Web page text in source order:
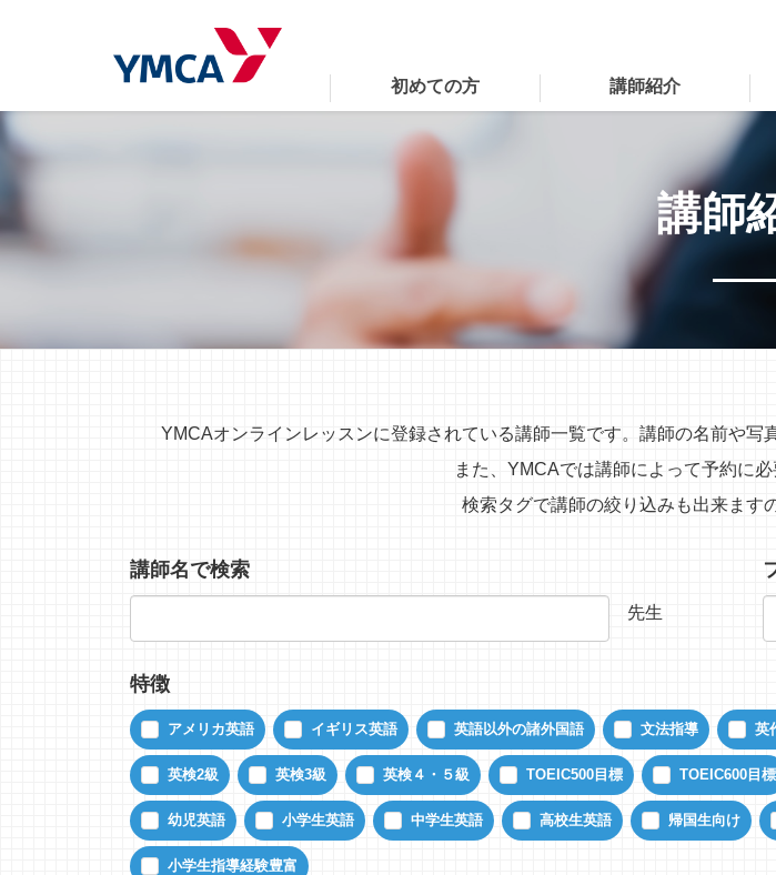
初めての方 講師紹介
講師
YMCAオンラインレッスンに登録されている講師一覧です。講師の名前や写
また、YMCAでは講師によって予約に
検索タグで講師の絞り込みも出来ます
講師名で検索
先生
特徴
アメリカ英語 イギリス英語 英語以外の諸外国語 文法指導 英
英検2級 英検3級 英検４・５級 TOEIC500目標 TOEIC600目標
幼児英語 小学生英語 中学生英語 高校生英語 帰国生向け
小学生指導経験豊富